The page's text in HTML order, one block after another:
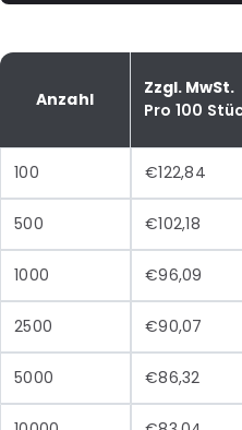
Anzahl
Zzgl. MwSt.
Pro 100
100 €122,84
500 €102,18
1000 €96,09
2500 €90,07
5000 €86,32